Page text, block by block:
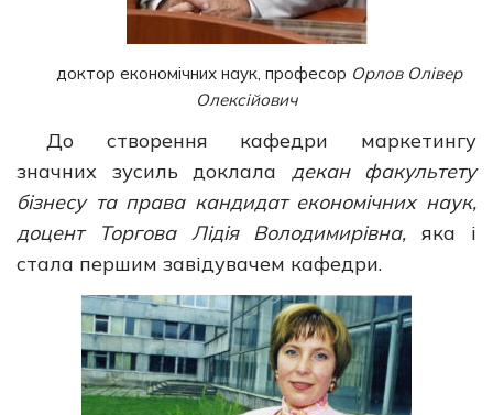
доктор економічних наук, професор Орлов Олівер
Олексійович
До створення кафедри маркетингу
значних зусиль доклала декан факультету
бізнесу та права кандидат економічних наук,
доцент Торгова Лідія Володимирівна, яка і
стала першим завідувачем кафедри.